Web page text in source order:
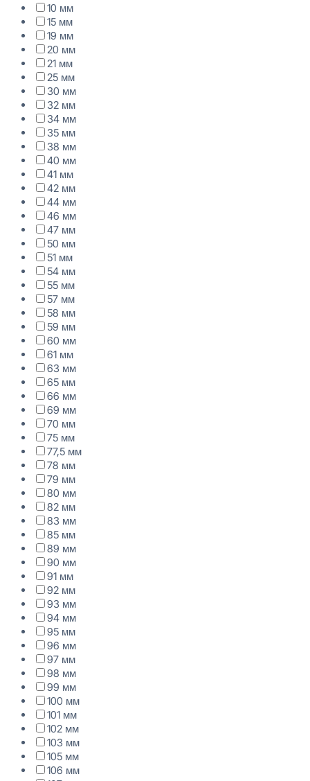
10 мм
15 мм
19 мм
20 мм
21 мм
25 мм
30 мм
32 мм
34 мм
35 мм
38 мм
40 мм
41 мм
42 мм
44 мм
46 мм
47 мм
50 мм
51 мм
54 мм
55 мм
57 мм
58 мм
59 мм
60 мм
61 мм
63 мм
65 мм
66 мм
69 мм
70 мм
75 мм
77,5 мм
78 мм
79 мм
80 мм
82 мм
83 мм
85 мм
89 мм
90 мм
91 мм
92 мм
93 мм
94 мм
95 мм
96 мм
97 мм
98 мм
99 мм
100 мм
101 мм
102 мм
103 мм
105 мм
106 мм